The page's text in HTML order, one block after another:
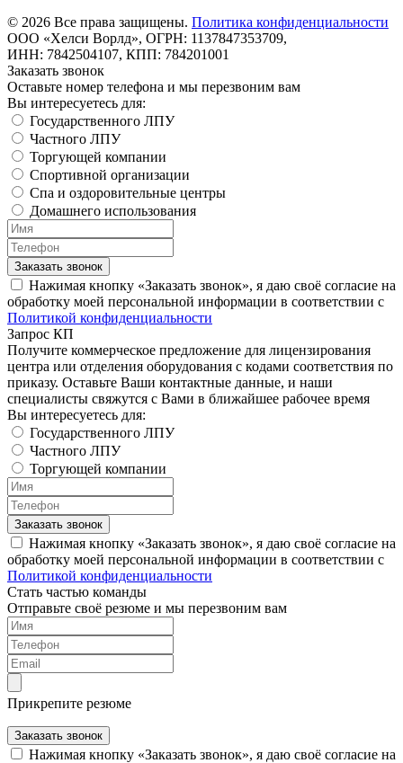
© 2026 Все права защищены. Политика конфиденциальности
ООО «Хелси Ворлд», ОГРН: 1137847353709,
ИНН: 7842504107, КПП: 784201001
Заказать звонок
Оставьте номер телефона и мы перезвоним вам
Вы интересуетесь для:
Государственного ЛПУ
Частного ЛПУ
Торгующей компании
Спортивной организации
Спа и оздоровительные центры
Домашнего использования
Заказать звонок
Нажимая кнопку «Заказать звонок», я даю своё согласие на
обработку моей персональной информации в соответствии с
Политикой конфиденциальности
Запрос КП
Получите коммерческое предложение для лицензирования
центра или отделения оборудования с кодами соответствия по
приказу. Оставьте Ваши контактные данные, и наши
специалисты свяжутся с Вами в ближайшее рабочее время
Вы интересуетесь для:
Государственного ЛПУ
Частного ЛПУ
Торгующей компании
Заказать звонок
Нажимая кнопку «Заказать звонок», я даю своё согласие на
обработку моей персональной информации в соответствии с
Политикой конфиденциальности
Стать частью команды
Отправьте своё резюме и мы перезвоним вам
Прикрепите резюме
Заказать звонок
Нажимая кнопку «Заказать звонок», я даю своё согласие на